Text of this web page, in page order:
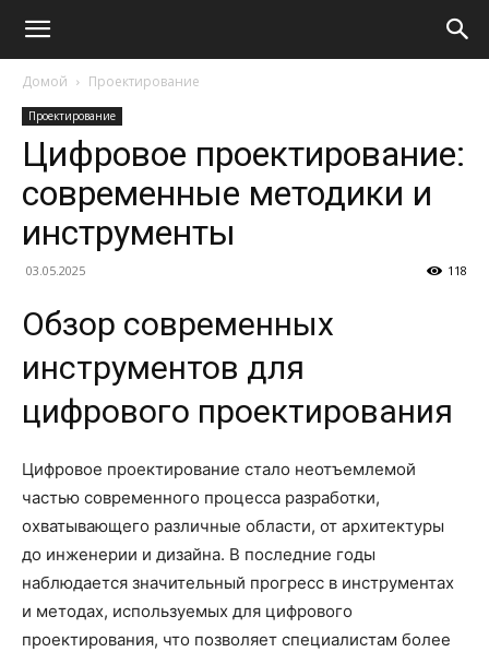
Домой Проектирование
Проектирование
Цифровое проектирование:
современные методики и
инструменты
03.05.2025 118
Обзор современных
инструментов для
цифрового проектирования
Цифровое проектирование стало неотъемлемой
частью современного процесса разработки,
охватывающего различные области, от архитектуры
до инженерии и дизайна. В последние годы
наблюдается значительный прогресс в инструментах
и методах, используемых для цифрового
проектирования, что позволяет специалистам более